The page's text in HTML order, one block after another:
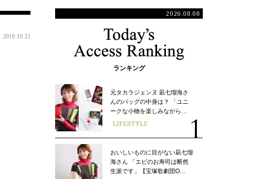
2019.10.21
2026.08.08
ランキング
元タカラジェンヌ 凪七瑠海さ
んのバッグの中身は？ 「ユニ
ークな小物を楽しみながら…
LIFESTYLE
おいしいものに目がない凪七瑠
海さん 「エビのお寿司は断然
生派です」【宝塚歌劇団O…